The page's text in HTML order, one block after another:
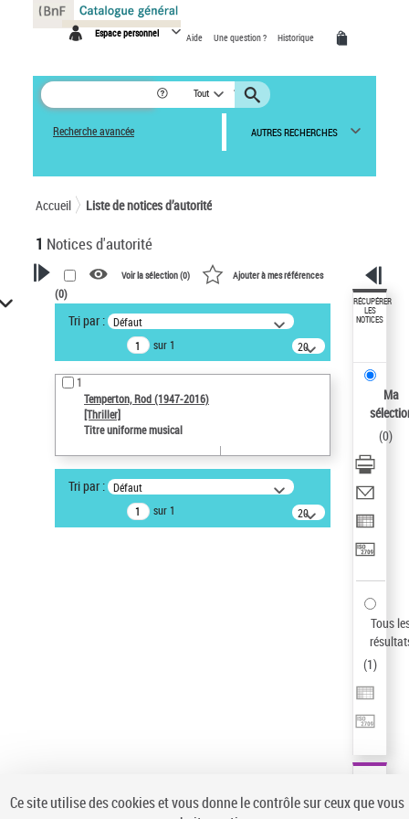
Espace personnel Aide Une question ? Historique
Tout
Recherche avancée AUTRES RECHERCHES
Accueil Liste de notices d’autorité
1 Notices d'autorité
VOTRE RECHERCHE
Recherche avancée dans les
notices d’autorité
Œuvres liées à l'auteur :
Temperton, Rod (1947-2016)
Sauvegarder votre recherche
AFFINER
Type de notice d'autorité
Voir la sélection (0) Ajouter à mes références
(0)
Tri par : Défaut
sur 1
20
résultats/page
1
Temperton, Rod (1947-2016)
[Thriller]
Titre uniforme musical
Tri par : Défaut
sur 1
20
résultats/page
RÉCUPÉRER
LES
NOTICES
Ma
(0)
Tous
(1)
Panneau de gestion des cookies
Ce site utilise des cookies et vous donne le contrôle sur ceux que vous